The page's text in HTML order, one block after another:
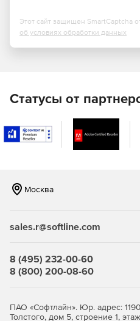
Этот сайт защищен SmartCaptcha
об условиях обработки данных
Статусы от
Москва
sales.r@softline.com
8 (495) 232-00-60
8 (800) 200-08-60
ПАО «Софтлайн». Юр. адрес:
Толстого, дом 5, строение 1,